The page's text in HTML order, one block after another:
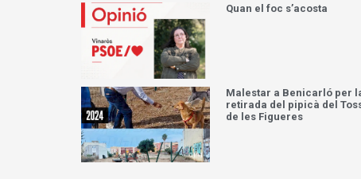
Quan el foc s’acosta
Malestar a Benicarló per
retirada del pipicà del
de les Figueres